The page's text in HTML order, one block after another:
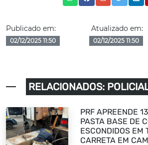
Publicado em:
02/12/2025 11:50
Atualizado em:
02/12/2025 11:50
RELACIONADOS:
PRF APREENDE
PASTA BASE DE
ESCONDIDOS EM
CARRETA EM